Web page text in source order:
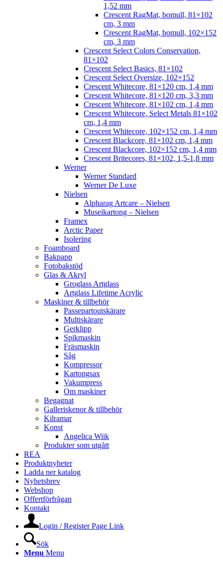
1,52 mm
Crescent RagMat, bomull, 81×102
cm, 3 mm
Crescent RagMat, bomull, 102×152
cm, 3 mm
Crescent Select Colors Conservation,
81×102
Crescent Select Basics, 81×102
Crescent Select Oversize, 102×152
Crescent Whitecore, 81×120 cm, 1,4 mm
Crescent Whitecore, 81×120 cm, 3,3 mm
Crescent Whitecore, 81×102 cm, 1,4 mm
Crescent Whitecore, Select Metals 81×102
cm, 1,4 mm
Crescent Whitecore, 102×152 cm, 1,4 mm
Crescent Blackcore, 81×102 cm, 1,4 mm
Crescent Blackcore, 102×152 cm, 1,4 mm
Crescent Britecores, 81×102, 1,5-1,8 mm
Werner
Werner Standard
Werner De Luxe
Nielsen
Alpharag Artcare – Nielsen
Museikartong – Nielsen
Framex
Arctic Paper
Isolering
Foamboard
Bakpapp
Fotobakstöd
Glas & Akryl
Groglass Artglass
Artglass Lifetime Acrylic
Maskiner & tillbehör
Passepartoutskärare
Multiskärare
Gerklipp
Spikmaskin
Fräsmaskin
Såg
Kompressor
Kartongsax
Vakumpress
Om maskiner
Begagnat
Galleriskenor & tillbehör
Kilramar
Konst
Angelica Wiik
Produkter som utgått
REA
Produktnyheter
Ladda ner katalog
Nyhetsbrev
Webshop
Offertförfrågan
Kontakt
Login / Register Page Link
Sök
Menu Menu